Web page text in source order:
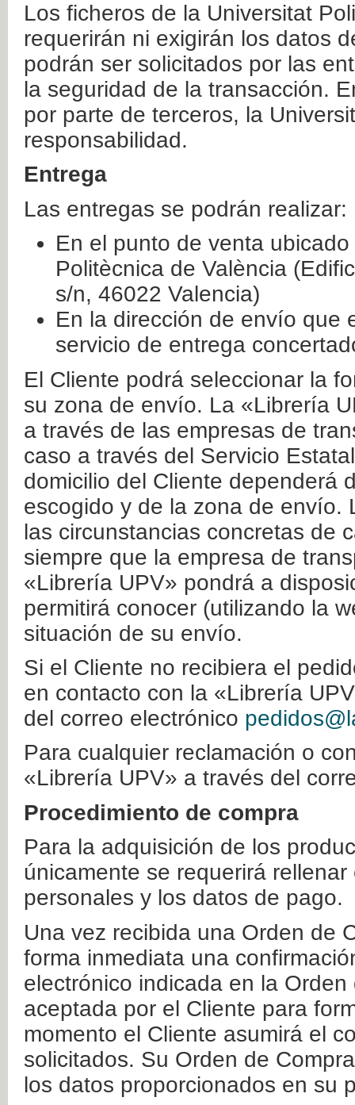
Los ficheros de la Universitat
requerirán ni exigirán los datos
podrán ser solicitados por las
la seguridad de la transacción.
por parte de terceros, la
responsabilidad.
Entrega
Las entregas se podrán realizar:
En el punto de venta
Politècnica de València
s/n, 46022 Valencia)
En la dirección de envío que
servicio de entrega
El Cliente podrá seleccionar la
su zona de envío. La «Librería
a través de las empresas de
caso a través del Servicio
domicilio del Cliente dependerá
escogido y de la zona de envío.
las circunstancias concretas de
siempre que la empresa de
«Librería UPV» pondrá a
permitirá conocer (utilizando la
situación de su envío.
Si el Cliente no recibiera el
en contacto con la «Librería
del correo electrónico
Para cualquier reclamación o
«Librería UPV» a través del
Procedimiento de compra
Para la adquisición de los
únicamente se requerirá
personales y los datos de pago.
Una vez recibida una Orden de
forma inmediata una
electrónico indicada en la
aceptada por el Cliente para
momento el Cliente asumirá el
solicitados. Su Orden de
los datos proporcionados en su